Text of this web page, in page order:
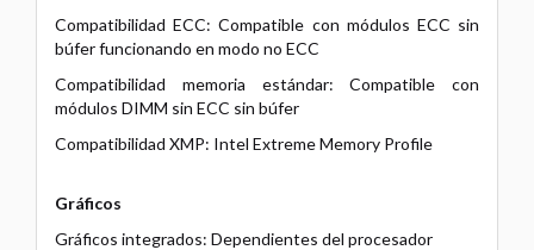
Compatibilidad ECC: Compatible con módulos ECC sin
búfer funcionando en modo no ECC
Compatibilidad memoria estándar: Compatible con
módulos DIMM sin ECC sin búfer
Compatibilidad XMP: Intel Extreme Memory Profile
Gráficos
Gráficos integrados: Dependientes del procesador